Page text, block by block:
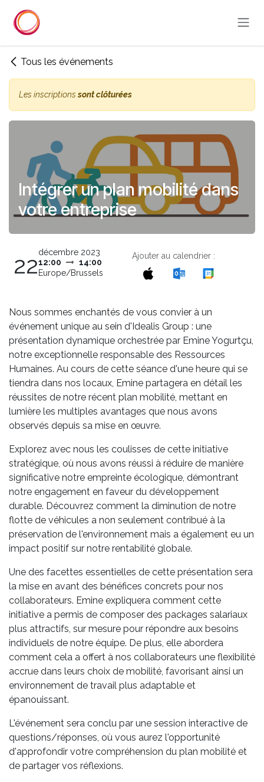
Tous les événements
Les inscriptionssont clôturées
Intégrer un plan mobilité dans
votre entreprise
22décembre 2023
12:00
14:00
Europe/Brussels
Ajouter au calendrier :
Nous sommes enchantés de vous convier à un
événement unique au sein d'Idealis Group : une
présentation dynamique orchestrée par Emine Yogurtçu,
notre exceptionnelle responsable des Ressources
Humaines. Au cours de cette séance d'une heure qui se
tiendra dans nos locaux, Emine partagera en détail les
réussites de notre récent plan mobilité, mettant en
lumière les multiples avantages que nous avons
observés depuis sa mise en œuvre.
Explorez avec nous les coulisses de cette initiative
stratégique, où nous avons réussi à réduire de manière
significative notre empreinte écologique, démontrant
notre engagement en faveur du développement
durable. Découvrez comment la diminution de notre
flotte de véhicules a non seulement contribué à la
préservation de l'environnement mais a également eu un
impact positif sur notre rentabilité globale.
Une des facettes essentielles de cette présentation sera
la mise en avant des bénéfices concrets pour nos
collaborateurs. Emine expliquera comment cette
initiative a permis de composer des packages salariaux
plus attractifs, sur mesure pour répondre aux besoins
individuels de notre équipe. De plus, elle abordera
comment cela a offert à nos collaborateurs une flexibilité
accrue dans leurs choix de mobilité, favorisant ainsi un
environnement de travail plus adaptable et
épanouissant.
L'événement sera conclu par une session interactive de
questions/réponses, où vous aurez l'opportunité
d'approfondir votre compréhension du plan mobilité et
de partager vos réflexions.